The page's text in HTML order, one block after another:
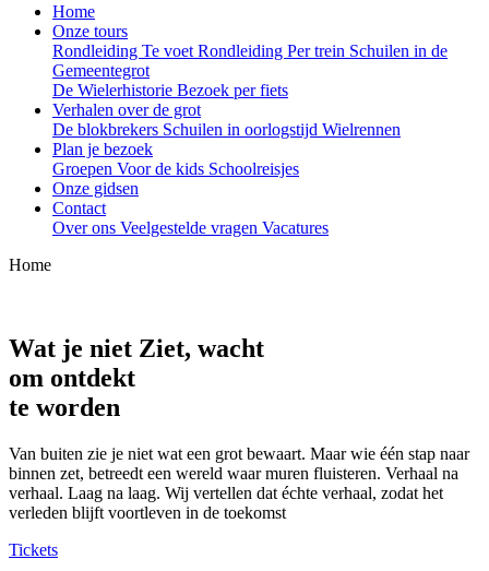
Home
Onze tours
Rondleiding Te voet Rondleiding Per trein Schuilen in de
Gemeentegrot
De Wielerhistorie Bezoek per fiets
Verhalen over de grot
De blokbrekers Schuilen in oorlogstijd Wielrennen
Plan je bezoek
Groepen Voor de kids Schoolreisjes
Onze gidsen
Contact
Over ons Veelgestelde vragen Vacatures
Home
Wat je niet Ziet, wacht
om ontdekt
te worden
Van buiten zie je niet wat een grot bewaart. Maar wie één stap naar
binnen zet, betreedt een wereld waar muren fluisteren. Verhaal na
verhaal. Laag na laag. Wij vertellen dat échte verhaal, zodat het
verleden blijft voortleven in de toekomst
Tickets